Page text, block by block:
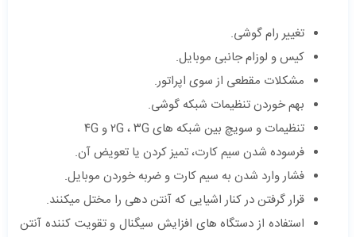
تغییر رام گوشی.
کیس و لوزام جانبی موبایل.
مشکلات مقطعی از سوی اپراتور.
بهم خوردن تنظیمات شبکه گوشی.
تنظیمات و سویچ بین شبکه های ۲G ، ۳G و ۴G
فرسوده شدن سیم کارت، تمیز کردن یا تعویض آن.
فشار وارد شدن به سیم کارت و ضربه خوردن موبایل.
قرار گرفتن در کنار اشیایی که آنتن دهی را مختل میکنند.
استفاده از دستگاه های افزایش سیگنال و تقویت کننده آنتن